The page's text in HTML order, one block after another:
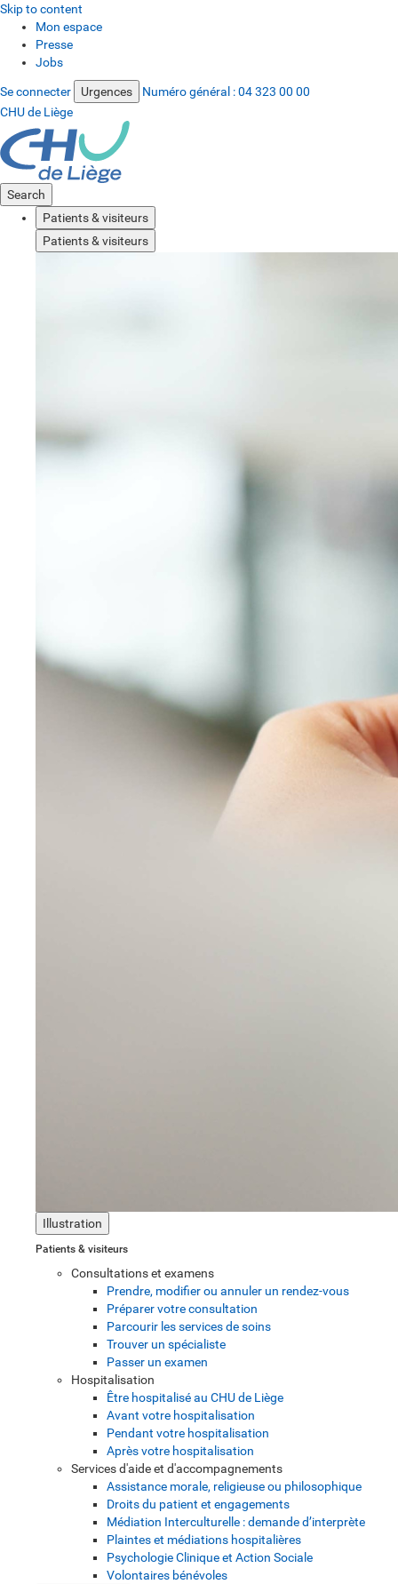
Skip to content
Mon espace
Presse
Jobs
Se connecter Urgences Numéro général :04 323 00 00
CHU de Liège
Search
Patients & visiteurs
Patients & visiteurs
Illustration
Patients & visiteurs
Consultations et examens
Prendre, modifier ou annuler un rendez-vous
Préparer votre consultation
Parcourir les services de soins
Trouver un spécialiste
Passer un examen
Hospitalisation
Être hospitalisé au CHU de Liège
Avant votre hospitalisation
Pendant votre hospitalisation
Après votre hospitalisation
Services d'aide et d'accompagnements
Assistance morale, religieuse ou philosophique
Droits du patient et engagements
Médiation Interculturelle : demande d’interprète
Plaintes et médiations hospitalières
Psychologie Clinique et Action Sociale
Volontaires bénévoles